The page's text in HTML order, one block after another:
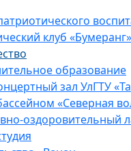
клуб «Бумеранг»
образование
зал УлГТУ
«Северная
оздоровительный